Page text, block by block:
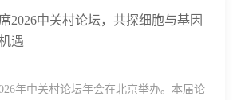
2026中关村论坛，共探细胞与基因
遇
年中关村论坛年会在北京举办。本届论